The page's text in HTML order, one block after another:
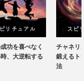
スピリチュアル
チャネリングの能力を
鍛えるトレーニング方